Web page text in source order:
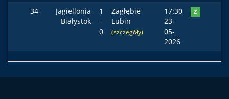
34
Jagiellonia
Białystok
1
-
0
Zagłębie
Lubin
(szczegóły)
17:30
23-
05-
2026
Z